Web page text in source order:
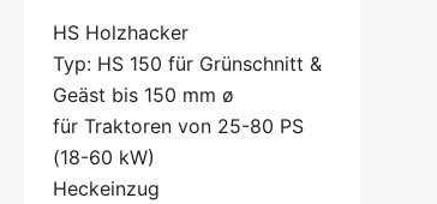
HS Holzhacker
Typ: HS 150 für Grünschnitt &
Geäst bis 150 mm ø
für Traktoren von 25-80 PS
(18-60 kW)
Heckeinzug